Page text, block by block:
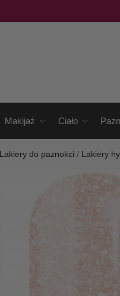
Makijaż Ciało
Lakiery do paznokci / Lakiery